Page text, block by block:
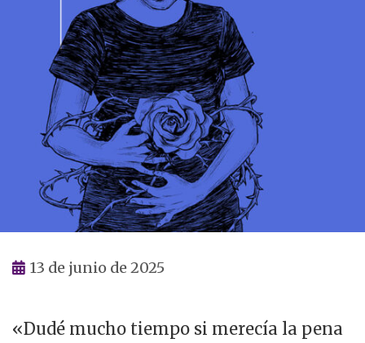
13 de junio de 2025
«Dudé mucho tiempo si merecía la pena